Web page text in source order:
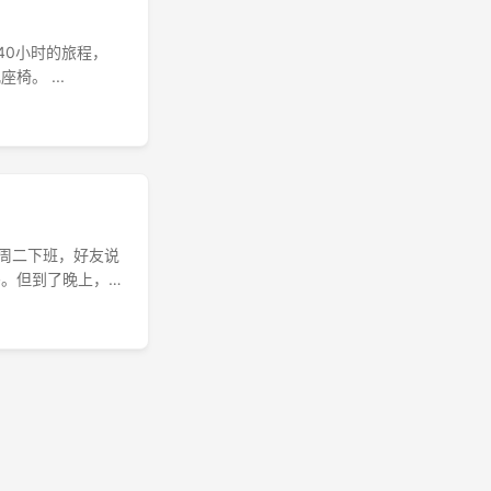
时的旅程，
椅。 ...
二下班，好友说
但到了晚上，
在混乱中遗